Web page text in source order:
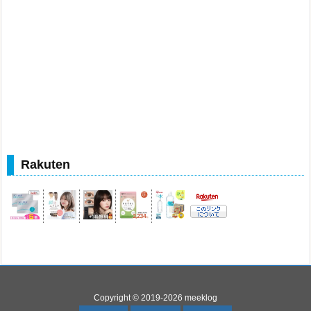
Rakuten
Copyright © 2019-2026 meeklog